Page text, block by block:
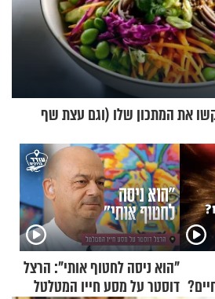
את המתכון שלו (וגם עצת שף
"הוא ניסה לחטוף אותי": הרצל
דוסטר על מסע חייו המטלטל